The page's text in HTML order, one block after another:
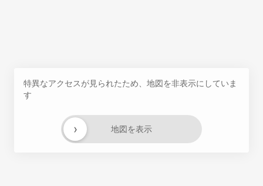
特異なアクセスが見られたため、地図を非表示にしていま
す
地図を表示
›